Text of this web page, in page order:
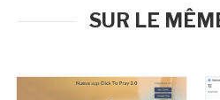
SUR LE